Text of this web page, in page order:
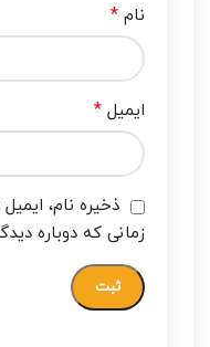
نام *
ایمیل *
ذخیره نام،
زمانی که دوباره